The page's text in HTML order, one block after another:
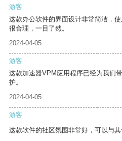
游客
这款办公软件的界面设计非常简洁，
很合理，一目了然。
2024-04-05
游客
这款加速器VPM应用程序已经为我们
护。
2024-04-05
游客
这款软件的社区氛围非常好，可以与其